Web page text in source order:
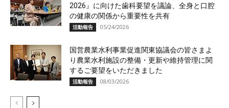
2026』に向けた歯科要望を議論、全身と口腔
の健康の関係から重要性を共有
活動報告 05/24/2026
国営農業水利事業促進関東協議会の皆さまよ
り農業水利施設の整備・更新や維持管理に関
するご要望をいただきました
活動報告 08/03/2026